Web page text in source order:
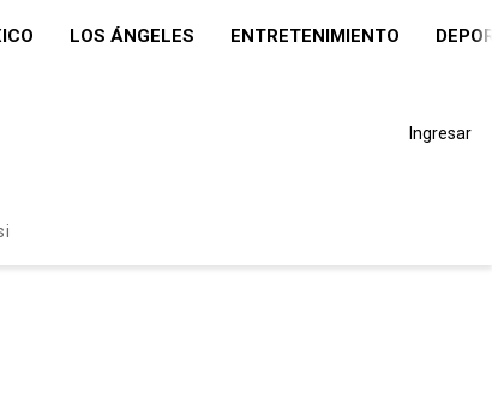
LOS ÁNGELES ENTRETENIMIENTO
Ingresar